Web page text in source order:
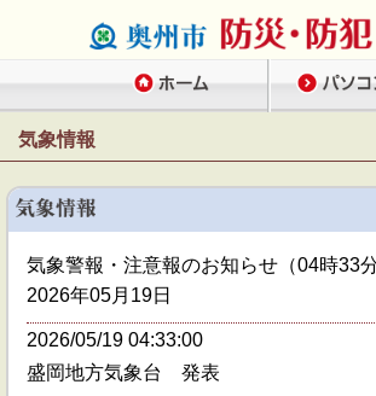
気象情報
気象警報・注意報のお知らせ（04時33分
2026年05月19日
2026/05/19 04:33:00
盛岡地方気象台 発表